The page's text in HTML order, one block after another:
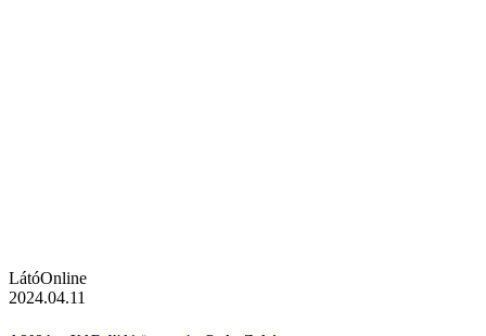
LátóOnline
2024.04.11